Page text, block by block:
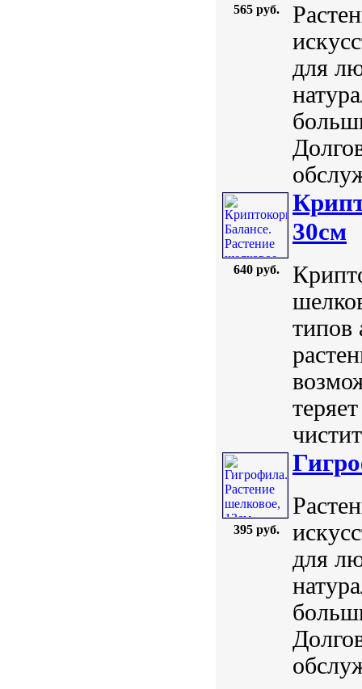
565 руб.
для
640 руб.
30см
типов
395 руб.
для